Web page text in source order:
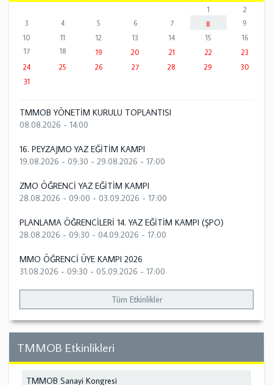
1
2
3
4 5 6 7 8
9
10
11 12 13 14 15
16
17
18 19 20 21 22
23
24
25 26 27 28 29
30
31
TMMOB YÖNETİM KURULU TOPLANTISI
08.08.2026 - 14:00
16. PEYZAJMO YAZ EĞİTİM KAMPI
19.08.2026 - 09:30 - 29.08.2026 - 17:00
ZMO ÖĞRENCİ YAZ EĞİTİM KAMPI
28.08.2026 - 09:00 - 03.09.2026 - 17:00
PLANLAMA ÖĞRENCİLERİ 14. YAZ EĞİTİM KAMPI (ŞPO)
28.08.2026 - 09:30 - 04.09.2026 - 17:00
MMO ÖĞRENCİ ÜYE KAMPI 2026
31.08.2026 - 09:30 - 05.09.2026 - 17:00
Tüm Etkinlikler
TMMOB Etkinlikleri
TMMOB Sanayi Kongresi